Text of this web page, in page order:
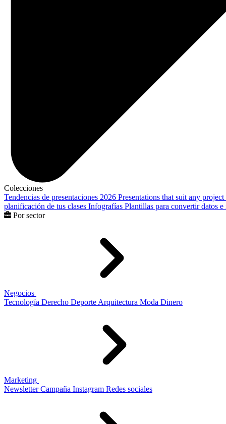
Colecciones
Tendencias de presentaciones 2026 Presentations that suit any project
planificación de tus clases Infografías Plantillas para convertir datos
Por sector
Negocios
Tecnología Derecho Deporte Arquitectura Moda Dinero
Marketing
Newsletter Campaña Instagram Redes sociales